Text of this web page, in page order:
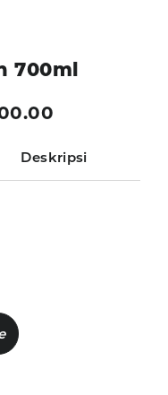
700ml
Deskripsi